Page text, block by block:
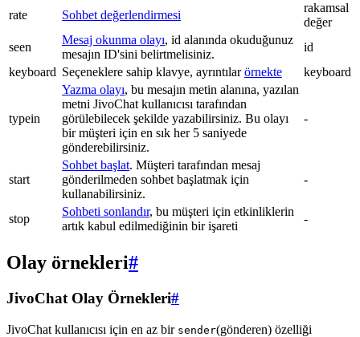
rate
Sohbet değerlendirmesi
rakamsal
değer
seen
Mesaj okunma olayı, id alanında okuduğunuz
mesajın ID'sini belirtmelisiniz.
id
keyboard Seçeneklere sahip klavye, ayrıntılarörnekte keyboard
typein
Yazma olayı, bu mesajın metin alanına, yazılan
metni JivoChat kullanıcısı tarafından
görülebilecek şekilde yazabilirsiniz. Bu olayı
bir müşteri için en sık her 5 saniyede
gönderebilirsiniz.
-
start
Sohbet başlat. Müşteri tarafından mesaj
gönderilmeden sohbet başlatmak için
kullanabilirsiniz.
-
stop
Sohbeti sonlandır, bu müşteri için etkinliklerin
artık kabul edilmediğinin bir işareti
-
Olay örnekleri#
JivoChat Olay Örnekleri#
JivoChat kullanıcısı için en az bir sender(gönderen) özelliği